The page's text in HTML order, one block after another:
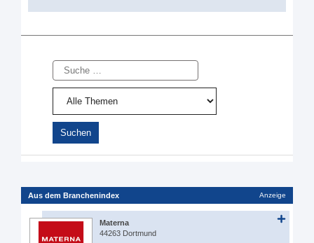
Suche
Aus dem Branchenindex Anzeige
Materna
44263 Dortmund